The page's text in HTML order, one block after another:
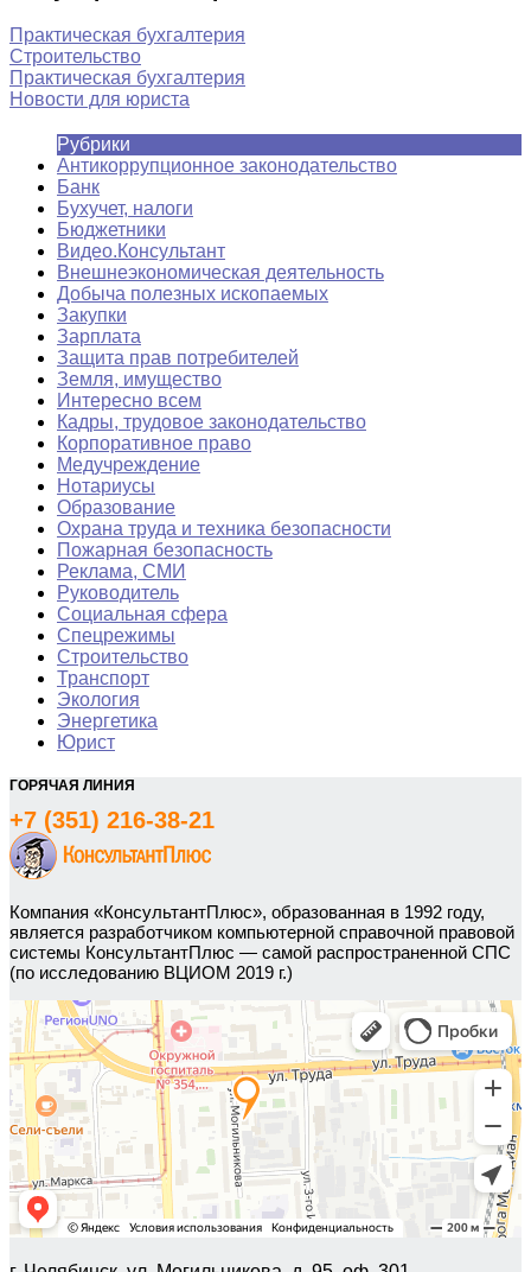
Практическая бухгалтерия
Строительство
Практическая бухгалтерия
Новости для юриста
Рубрики
Антикоррупционное законодательство
Банк
Бухучет, налоги
Бюджетники
Видео.Консультант
Внешнеэкономическая деятельность
Добыча полезных ископаемых
Закупки
Зарплата
Защита прав потребителей
Земля, имущество
Интересно всем
Кадры, трудовое законодательство
Корпоративное право
Медучреждение
Нотариусы
Образование
Охрана труда и техника безопасности
Пожарная безопасность
Реклама, СМИ
Руководитель
Социальная сфера
Спецрежимы
Строительство
Транспорт
Экология
Энергетика
Юрист
ГОРЯЧАЯ ЛИНИЯ
+7 (351) 216-38-21
Компания «КонсультантПлюс», образованная в 1992 году,
является разработчиком компьютерной справочной правовой
системы КонсультантПлюс — самой распространенной СПС
(по исследованию ВЦИОМ 2019 г.)